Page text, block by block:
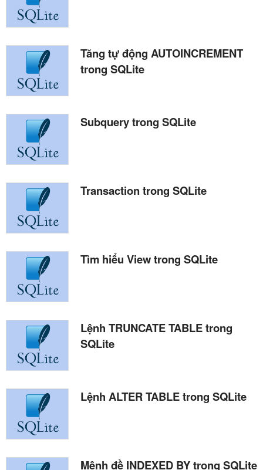
Tăng tự động AUTOINCREMENT
trong SQLite
Subquery trong SQLite
Transaction trong SQLite
Tìm hiểu View trong SQLite
Lệnh TRUNCATE TABLE trong
SQLite
Lệnh ALTER TABLE trong SQLite
Mệnh đề INDEXED BY trong SQLite